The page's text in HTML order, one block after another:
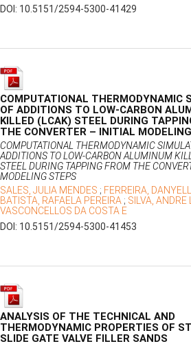
DOI: 10.5151/2594-5300-41429
COMPUTATIONAL THERMODYNAMIC
OF ADDITIONS TO LOW-CARBON
KILLED (LCAK) STEEL DURING
THE CONVERTER – INITIAL
COMPUTATIONAL THERMODYNAMIC
ADDITIONS TO LOW-CARBON ALUMINUM
STEEL DURING TAPPING FROM THE
MODELING STEPS
SALES, JULIA MENDES ; FERREIRA,
BATISTA, RAFAELA PEREIRA ; SILVA, ANDRE
VASCONCELLOS DA COSTA E
DOI: 10.5151/2594-5300-41453
ANALYSIS OF THE TECHNICAL AND
THERMODYNAMIC PROPERTIES OF
SLIDE GATE VALVE FILLER SANDS